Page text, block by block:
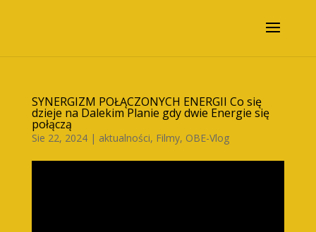
SYNERGIZM POŁĄCZONYCH ENERGII Co się
dzieje na Dalekim Planie gdy dwie Energie się
połączą
Sie 22, 2024| aktualności, Filmy, OBE-Vlog